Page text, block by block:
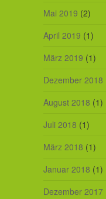
Mai 2019 (2)
April 2019 (1)
März 2019 (1)
Dezember 2018
August 2018 (1)
Juli 2018 (1)
März 2018 (1)
Januar 2018 (1)
Dezember 2017